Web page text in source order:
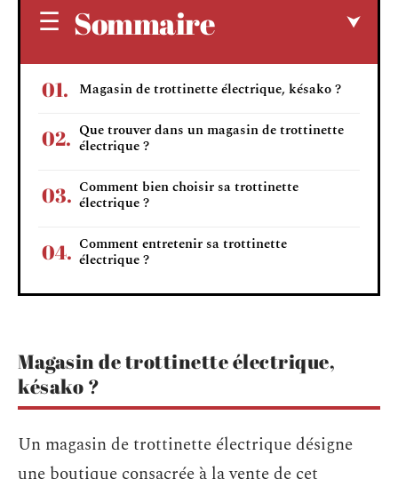
Sommaire
Magasin de trottinette électrique, késako ?
Que trouver dans un magasin de trottinette
électrique ?
Comment bien choisir sa trottinette
électrique ?
Comment entretenir sa trottinette
électrique ?
Magasin de trottinette électrique,
késako ?
Un magasin de trottinette électrique désigne
une boutique consacrée à la vente de cet